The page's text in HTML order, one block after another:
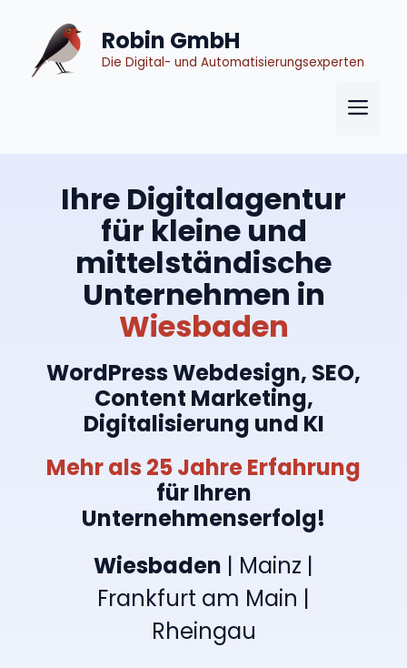
springen
Robin GmbH
Die Digital- und Automatisierungsexperten
Ihre Digitalagentur
für kleine und
mittelständische
Unternehmen in
Wiesbaden
WordPress Webdesign, SEO,
Content Marketing,
Digitalisierung und KI
Mehr als 25 Jahre Erfahrung
für Ihren
Unternehmenserfolg!
Wiesbaden | Mainz |
Frankfurt am Main |
Rheingau